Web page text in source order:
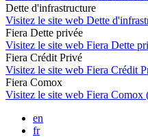
Dette d'infrastructure
Visitez le site web Dette
Fiera Dette privée
Visitez le site web Fiera Dette
Fiera Crédit Privé
Visitez le site web Fiera Crédit
Fiera Comox
Visitez le site web Fiera Comox
en
fr